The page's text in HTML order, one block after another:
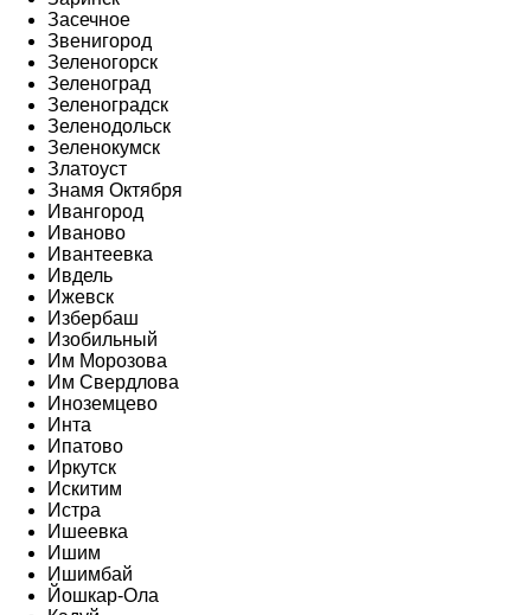
Засечное
Звенигород
Зеленогорск
Зеленоград
Зеленоградск
Зеленодольск
Зеленокумск
Златоуст
Знамя Октября
Ивангород
Иваново
Ивантеевка
Ивдель
Ижевск
Избербаш
Изобильный
Им Морозова
Им Свердлова
Иноземцево
Инта
Ипатово
Иркутск
Искитим
Истра
Ишеевка
Ишим
Ишимбай
Йошкар-Ола